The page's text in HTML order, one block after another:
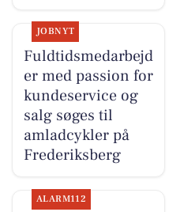
JOBNYT
Fuldtidsmedarbejd
er med passion for
kundeservice og
salg søges til
amladcykler på
Frederiksberg
ALARM112